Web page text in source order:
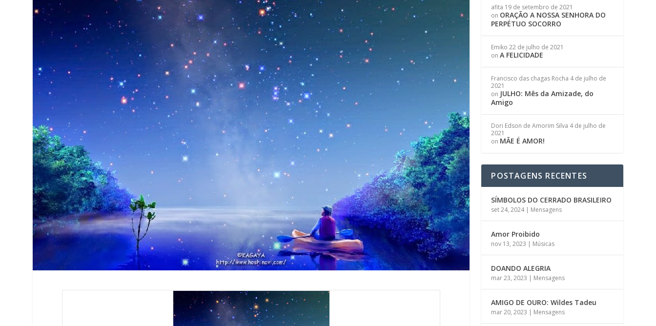
afita 19 de setembro de 2021
on ORAÇÃO A NOSSA SENHORA DO
PERPÉTUO SOCORRO
Emiko 22 de julho de 2021
onA FELICIDADE
Francisco das chagas Rocha 4 de julho de
2021
on JULHO: Mês da Amizade, do
Amigo
Dori Edson de Amorim Silva 4 de julho de
2021
on MÃE É AMOR!
POSTAGENS RECENTES
SÍMBOLOS DO CERRADO BRASILEIRO
set 24, 2024| Mensagens
Amor Proibido
nov 13, 2023 | Músicas
DOANDO ALEGRIA
mar 23, 2023 | Mensagens
AMIGO DE OURO: Wildes Tadeu
mar 20, 2023 | Mensagens